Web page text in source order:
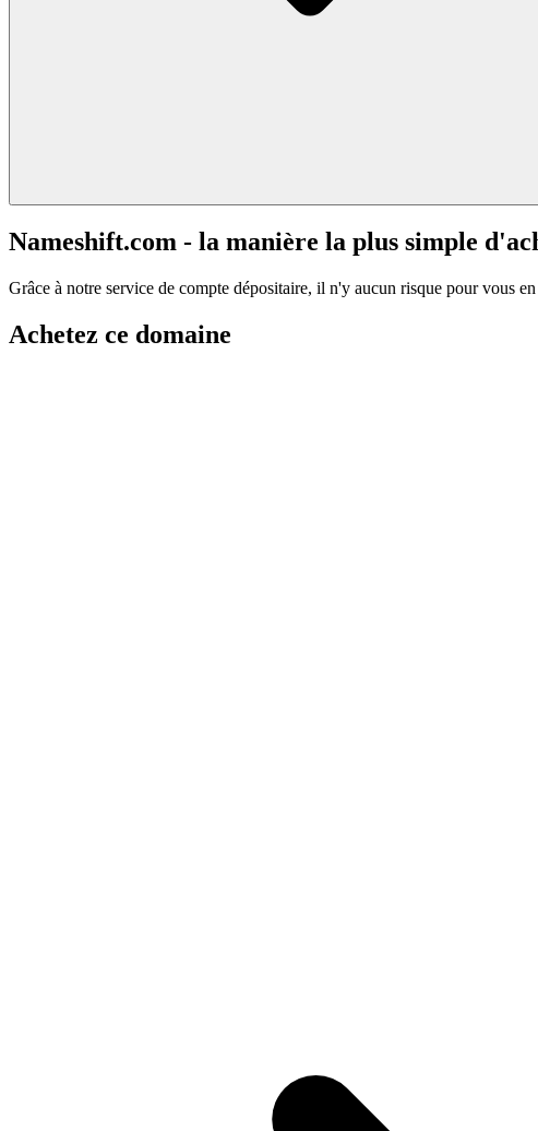
Nameshift.com - la manière la plus simple
Grâce à notre service de compte dépositaire, il n'y aucun risque pour vous
Achetez ce domaine